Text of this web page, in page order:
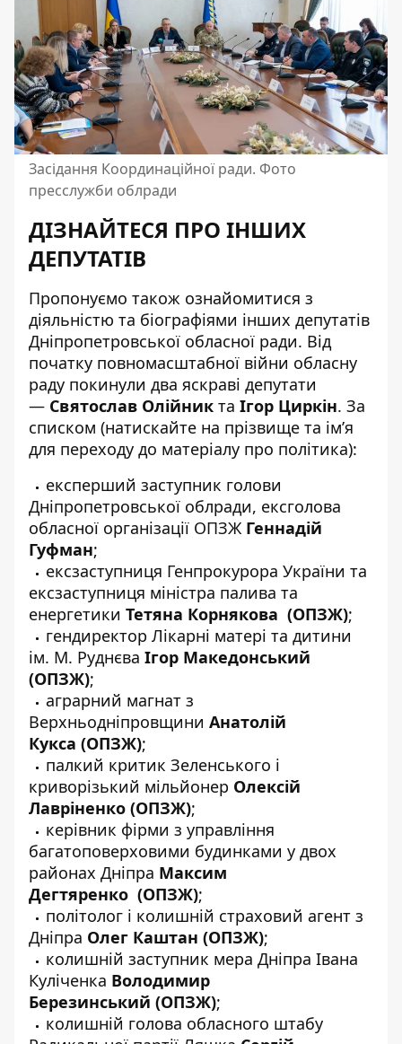
Засідання Координаційної ради. Фото
пресслужби облради
ДІЗНАЙТЕСЯ ПРО ІНШИХ
ДЕПУТАТІВ
Пропонуємо також ознайомитися з
діяльністю та біографіями інших депутатів
Дніпропетровської обласної ради. Від
початку повномасштабної війни обласну
раду покинули два яскраві депутати
— Святослав Олійник та Ігор Циркін. За
списком (натискайте на прізвище та ім’я
для переходу до матеріалу про політика):
експерший заступник голови
Дніпропетровської облради, ексголова
обласної організації ОПЗЖ Геннадій
Гуфман;
ексзаступниця Генпрокурора України та
ексзаступниця міністра палива та
енергетики Тетяна Корнякова (ОПЗЖ);
гендиректор Лікарні матері та дитини
ім. М. Руднєва Ігор Македонський
(ОПЗЖ);
аграрний магнат з
Верхньодніпровщини Анатолій
Кукса (ОПЗЖ);
палкий критик Зеленського і
криворізький мільйонер Олексій
Лавріненко (ОПЗЖ);
керівник фірми з управління
багатоповерховими будинками у двох
районах Дніпра Максим
Дегтяренко (ОПЗЖ);
політолог і колишній страховий агент з
Дніпра Олег Каштан (ОПЗЖ);
колишній заступник мера Дніпра Івана
Куліченка Володимир
Березинський (ОПЗЖ);
колишній голова обласного штабу